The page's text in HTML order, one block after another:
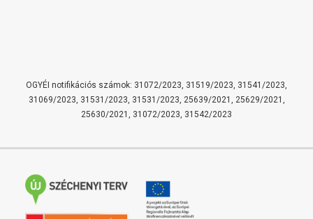
OGYÉI notifikációs számok: 31072/2023, 31519/2023, 31541/2023,
31069/2023, 31531/2023, 31531/2023, 25639/2021, 25629/2021,
25630/2021, 31072/2023, 31542/2023